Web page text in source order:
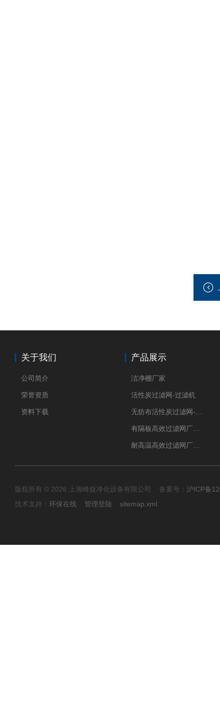
关于我们
公司简介
荣誉资质
资料下载
产品展示
洁净棚厂家
活性炭过滤网-过滤机
版权所有 © 2026 上海峰旋净化设备有限公司 备案号： 沪ICP备
技术支持： 环保在线 管理登陆 sitemap.xml